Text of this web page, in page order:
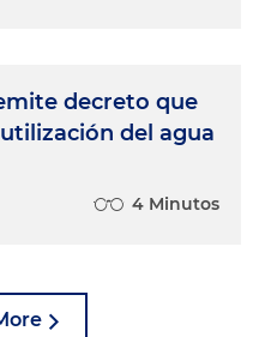
decreto que
del agua
4 Minutos